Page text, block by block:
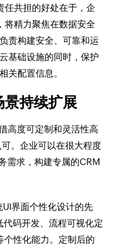
任共担的好处在于，企
将精力聚焦在数据安全
责构建安全、可靠和运
基础设施的同时，保护
关配置信息。
景持续扩展
高度可定制和灵活性高
。企业可以在很大程度
需求，构建专属的CRM
界面个性化设计的先
码开发、流程可视化定
个性化能力。定制后的